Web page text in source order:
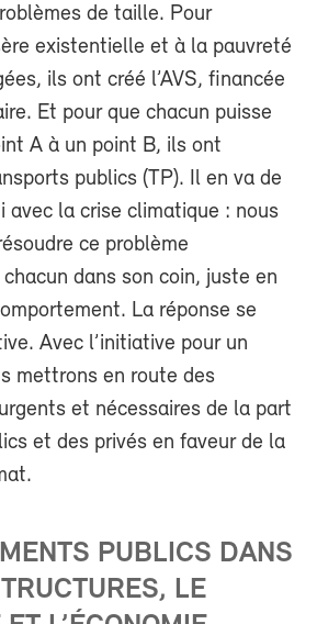
de taille. Pour
existentielle et à la pauvreté
ils ont créé l’AVS, financée
Et pour que chacun puisse
A à un point B, ils ont
publics (TP). Il en va de
avec la crise climatique : nous
ce problème
dans son coin, juste en
La réponse se
Avec l’initiative pour un
mettrons en route des
et nécessaires de la part
et des privés en faveur de la
PUBLICS DANS
LE